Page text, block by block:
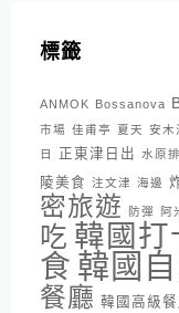
標籤
ANMOK Bossanova
市場 佳甫亭 夏天 安木
日
正東津日出 水原
陵美食 注文津 海邊
密旅遊
防彈 阿
吃 韓國打
食 韓國
餐廳 韓國高級餐